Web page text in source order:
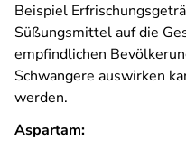
Beispiel
Süßungsmittel auf die
empfindlichen
Schwangere auswirken
werden.
Aspartam: